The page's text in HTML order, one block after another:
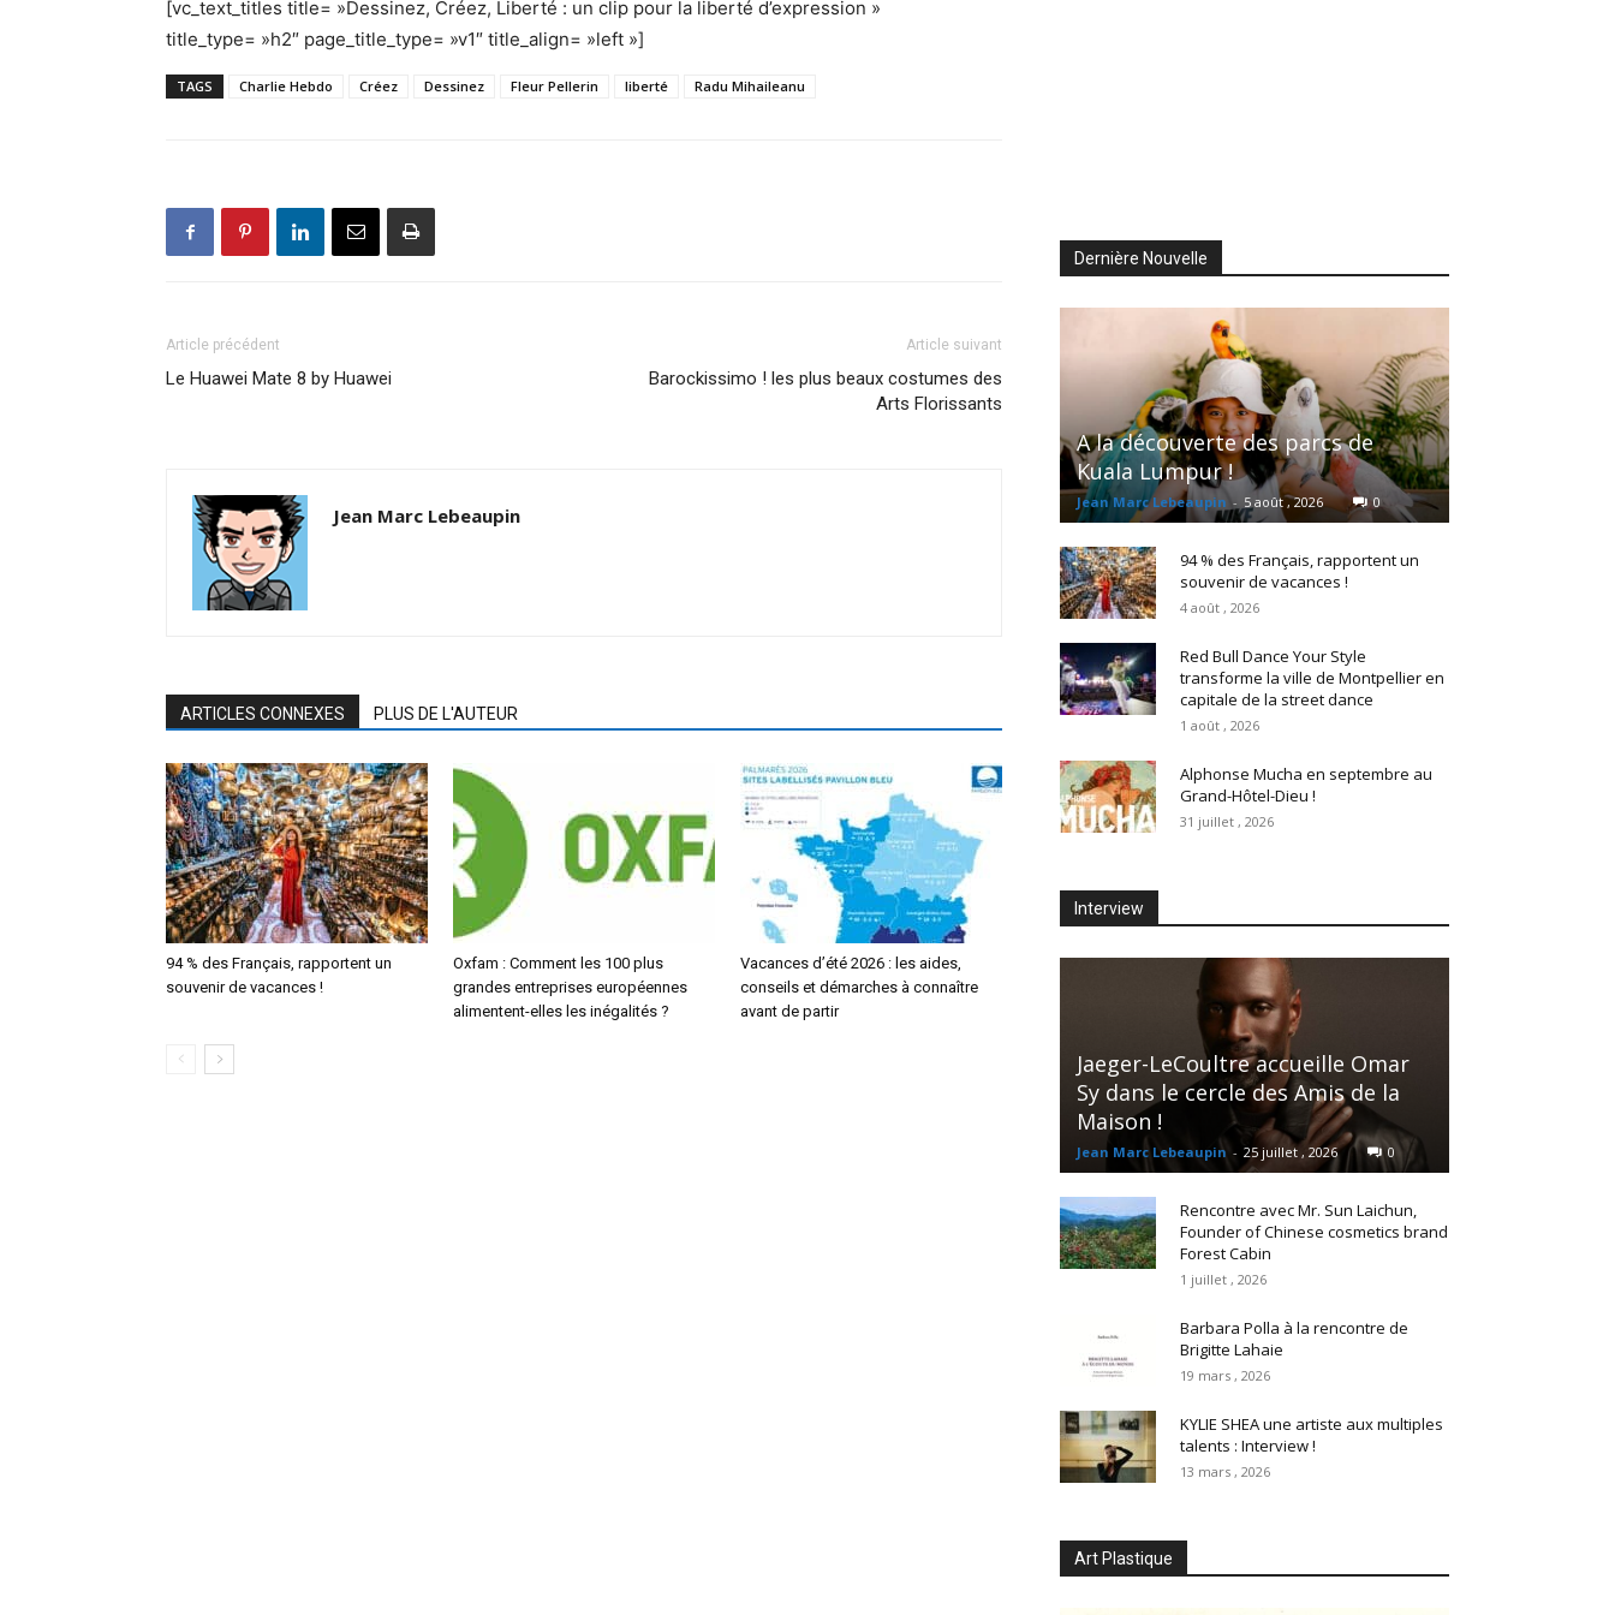
[vc_text_titles title= »Dessinez, Créez, Liberté : un clip pour la liberté d’expression »
title_type= »h2″ page_title_type= »v1″ title_align= »left »]
TAGS Charlie Hebdo Créez Dessinez Fleur Pellerin liberté Radu Mihaileanu
Article précédent
Le Huawei Mate 8 by Huawei
Article suivant
Barockissimo ! les plus beaux costumes des
Arts Florissants
Jean Marc Lebeaupin
ARTICLES CONNEXES PLUS DE L'AUTEUR
94 % des Français, rapportent un
souvenir de vacances !
Oxfam : Comment les 100 plus
grandes entreprises européennes
alimentent-elles les inégalités ?
Vacances d’été 2026 : les aides,
conseils et démarches à connaître
avant de partir
Dernière Nouvelle
A la découverte des parcs de
Kuala Lumpur !
Jean Marc Lebeaupin - 5 août , 2026 0
94 % des Français, rapportent un
souvenir de vacances !
4 août , 2026
Red Bull Dance Your Style
transforme la ville de Montpellier en
capitale de la street dance
1 août , 2026
Alphonse Mucha en septembre au
Grand-Hôtel-Dieu !
31 juillet , 2026
Interview
Jaeger-LeCoultre accueille Omar
Sy dans le cercle des Amis de la
Maison !
Jean Marc Lebeaupin - 25 juillet , 2026 0
Rencontre avec Mr. Sun Laichun,
Founder of Chinese cosmetics brand
Forest Cabin
1 juillet , 2026
Barbara Polla à la rencontre de
Brigitte Lahaie
19 mars , 2026
KYLIE SHEA une artiste aux multiples
talents : Interview !
13 mars , 2026
Art Plastique